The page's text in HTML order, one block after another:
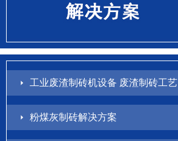
工业废渣制砖机设备 废渣制砖工艺
配方
粉煤灰制砖解决方案